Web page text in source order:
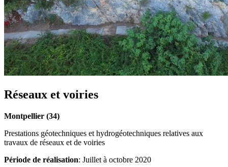
Réseaux et voiries
Montpellier (34)
Prestations géotechniques et hydrogéotechniques relatives aux
travaux de réseaux et de voiries
Période de réalisation: Juillet à octobre 2020